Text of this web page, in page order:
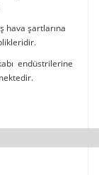
hava şartlarına
endüstrilerine